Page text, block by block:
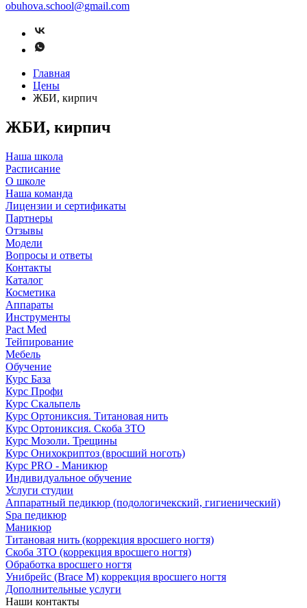
obuhova.school@gmail.com
Главная
Цены
ЖБИ, кирпич
ЖБИ, кирпич
Наша школа
Расписание
О школе
Наша команда
Лицензии и сертификаты
Партнеры
Отзывы
Модели
Вопросы и ответы
Контакты
Каталог
Косметика
Аппараты
Инструменты
Pact Med
Тейпирование
Мебель
Обучение
Курс База
Курс Профи
Курс Скальпель
Курс Ортониксия. Титановая нить
Курс Ортониксия. Скоба 3ТО
Курс Мозоли. Трещины
Курс Онихокриптоз (вросший ноготь)
Курс PRO - Маникюр
Индивидуальное обучение
Услуги студии
Аппаратный педикюр (подологичекский, гигиенический)
Spa педикюр
Маникюр
Титановая нить (коррекция вросшего ногтя)
Скоба 3ТО (коррекция вросшего ногтя)
Обработка вросшего ногтя
Унибрейс (Brace M) коррекция вросшего ногтя
Дополнительные услуги
Наши контакты